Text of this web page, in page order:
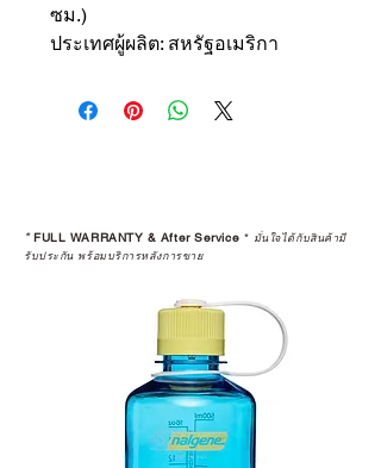
ซม.)
ประเทศผู้ผลิต: สหรัฐอเมริกา
*FULL WARRANTY & After Service * มั่นใจได้กับสินค้ามี
รับประกัน พร้อมบริการหลังการขาย